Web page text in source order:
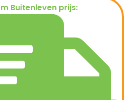
Buitenleven prijs: